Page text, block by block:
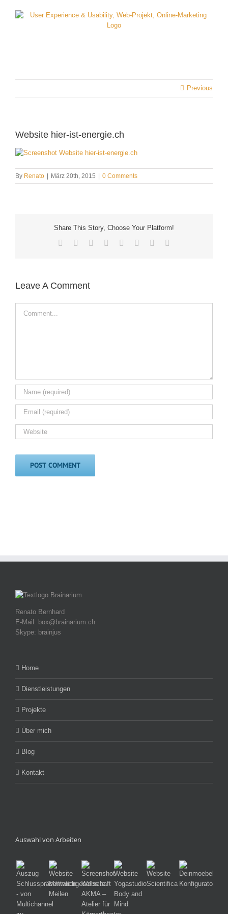
Previous
Website hier-ist-energie.ch
By Renato März 20th, 2015 0 Comments
Share This Story, Choose Your Platform!
Facebook Reddit LinkedIn
TumblrPinterest
Leave A Comment
Renato Bernhard
E-Mail: box@brainarium.ch
Skype: brainjus
Home
Dienstleistungen
Projekte
Über mich
Blog
Kontakt
Auswahl von Arbeiten